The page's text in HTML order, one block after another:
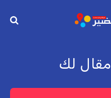
مقال لك